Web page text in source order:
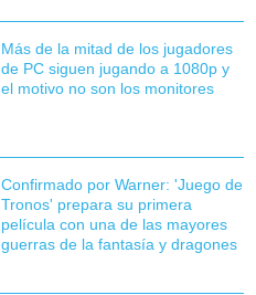
Más de la mitad de los jugadores
de PC siguen jugando a 1080p y
el motivo no son los monitores
Confirmado por Warner: 'Juego de
Tronos' prepara su primera
película con una de las mayores
guerras de la fantasía y dragones